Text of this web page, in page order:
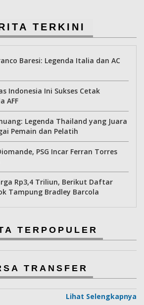
TERKINI
Baresi: Legenda Italia dan AC
Indonesia Ini Sukses Cetak
AFF
Legenda Thailand yang Juara
Pemain dan Pelatih
PSG Incar Ferran Torres
Rp3,4 Triliun, Berikut Daftar
Tampung Bradley Barcola
TERPOPULER
TRANSFER
Lihat Selengkapnya